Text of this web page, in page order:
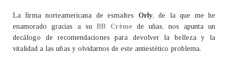
La firma norteamericana de esmaltes Orly, de la que me he
enamorado gracias a suBB Crème de uñas, nos apunta un
decálogo de recomendaciones para devolver la belleza y la
vitalidad a las uñas y olvidarnos de este antiestético problema.